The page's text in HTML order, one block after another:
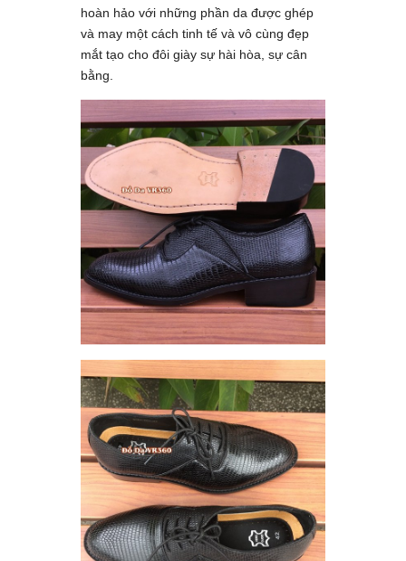
hoàn hảo với những phần da được ghép
và may một cách tinh tế và vô cùng đẹp
mắt tạo cho đôi giày sự hài hòa, sự cân
bằng.